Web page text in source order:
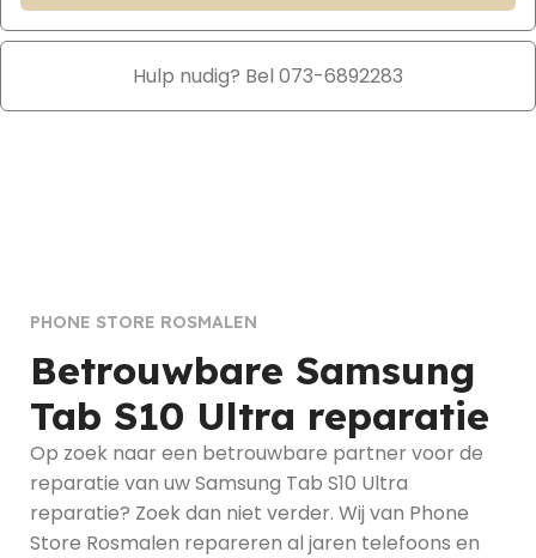
Hulp nudig? Bel 073-6892283
PHONE STORE ROSMALEN
Betrouwbare Samsung
Tab S10 Ultra reparatie
Op zoek naar een betrouwbare partner voor de
reparatie van uw Samsung Tab S10 Ultra
reparatie? Zoek dan niet verder. Wij van Phone
Store Rosmalen repareren al jaren telefoons en